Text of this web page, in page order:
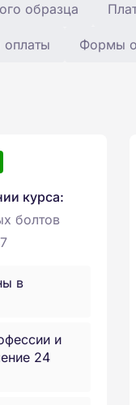
образца
оплаты Формы
курса:
болтов
в
и
24